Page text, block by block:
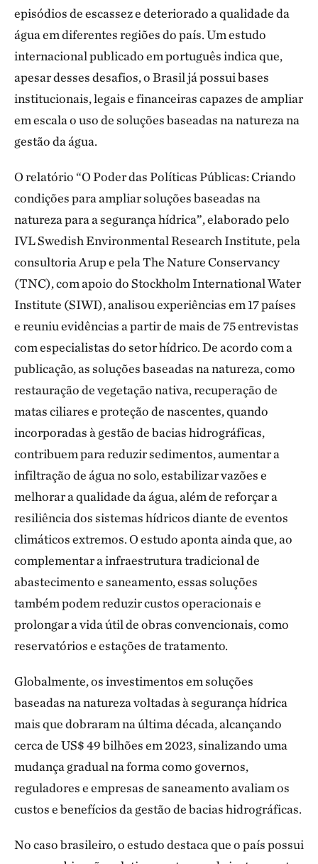
episódios de escassez e deteriorado a qualidade da
água em diferentes regiões do país. Um estudo
internacional publicado em português indica que,
apesar desses desafios, o Brasil já possui bases
institucionais, legais e financeiras capazes de ampliar
em escala o uso de soluções baseadas na natureza na
gestão da água.
O relatório “O Poder das Políticas Públicas: Criando
condições para ampliar soluções baseadas na
natureza para a segurança hídrica”, elaborado pelo
IVL Swedish Environmental Research Institute, pela
consultoria Arup e pela The Nature Conservancy
(TNC), com apoio do Stockholm International Water
Institute (SIWI), analisou experiências em 17 países
e reuniu evidências a partir de mais de 75 entrevistas
com especialistas do setor hídrico. De acordo com a
publicação, as soluções baseadas na natureza, como
restauração de vegetação nativa, recuperação de
matas ciliares e proteção de nascentes, quando
incorporadas à gestão de bacias hidrográficas,
contribuem para reduzir sedimentos, aumentar a
infiltração de água no solo, estabilizar vazões e
melhorar a qualidade da água, além de reforçar a
resiliência dos sistemas hídricos diante de eventos
climáticos extremos. O estudo aponta ainda que, ao
complementar a infraestrutura tradicional de
abastecimento e saneamento, essas soluções
também podem reduzir custos operacionais e
prolongar a vida útil de obras convencionais, como
reservatórios e estações de tratamento.
Globalmente, os investimentos em soluções
baseadas na natureza voltadas à segurança hídrica
mais que dobraram na última década, alcançando
cerca de US$ 49 bilhões em 2023, sinalizando uma
mudança gradual na forma como governos,
reguladores e empresas de saneamento avaliam os
custos e benefícios da gestão de bacias hidrográficas.
No caso brasileiro, o estudo destaca que o país possui